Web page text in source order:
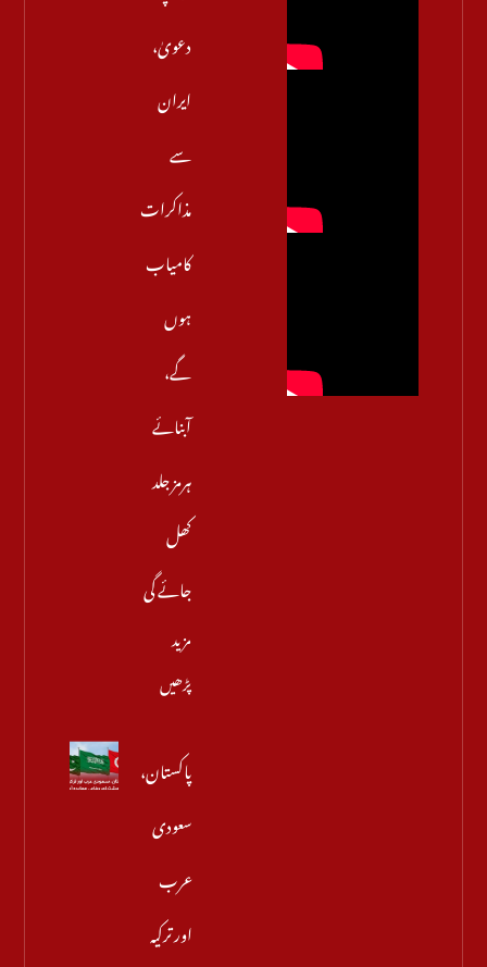
دعویٰ،
ایران
سے
مذاکرات
کامیاب
ہوں
گے،
آبنائے
ہرمز جلد
کھل
جائے گی
مزید
پڑھیں
پاکستان،
سعودی
عرب
اور ترکیہ